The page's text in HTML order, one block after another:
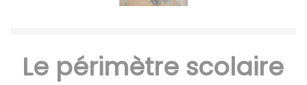
Le périmètre scolaire